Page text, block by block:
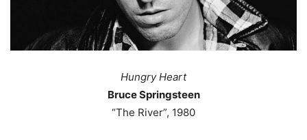
Hungry Heart
Bruce Springsteen
“The River”, 1980